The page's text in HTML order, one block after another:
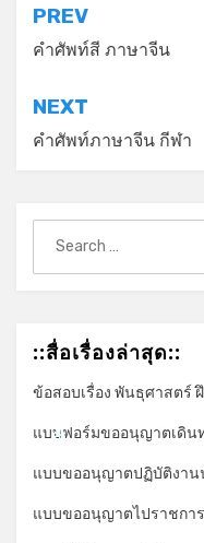
แนะแนว
เรื่อง
PREV
คำศัพท์สี ภาษาจีน
NEXT
คำศัพท์ภาษาจีน กีฬา
for:
::สื่อเรื่องล่าสุด::
ข้อสอบเรื่อง พันธุศาสตร์
แบบฟอร์มขออนุญาตเดิน
แบบขออนุญาตปฏิบัติงาน
แบบขออนุญาตไปราชกา
*